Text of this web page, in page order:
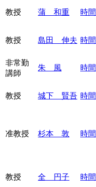
教授 蒲 和重 時
教授 島田 伸夫 時
非常勤
講師
朱 風 時
教授 城下 賢吾 時
准教授 杉本 敦 時
教授 全 円子 時